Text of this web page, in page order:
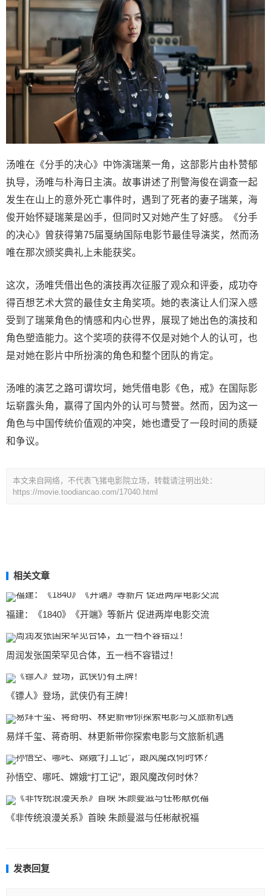
汤唯在《分手的决心》中饰演瑞莱一角，这部影片由朴赞郁
执导，汤唯与朴海日主演。故事讲述了刑警海俊在调查一起
发生在山上的意外死亡事件时，遇到了死者的妻子瑞莱，海
俊开始怀疑瑞莱是凶手，但同时又对她产生了好感。《分手
的决心》曾获得第75届戛纳国际电影节最佳导演奖，然而汤
唯在那次颁奖典礼上未能获奖。
这次，汤唯凭借出色的演技再次征服了观众和评委，成功夺
得百想艺术大赏的最佳女主角奖项。她的表演让人们深入感
受到了瑞莱角色的情感和内心世界，展现了她出色的演技和
角色塑造能力。这个奖项的获得不仅是对她个人的认可，也
是对她在影片中所扮演的角色和整个团队的肯定。
汤唯的演艺之路可谓坎坷，她凭借电影《色，戒》在国际影
坛崭露头角，赢得了国内外的认可与赞誉。然而，因为这一
角色与中国传统价值观的冲突，她也遭受了一段时间的质疑
和争议。
本文来自网络，不代表飞猪电影院立场，转载请注明出处：
https://movie.toodiancao.com/17040.html
相关文章
福建：《1840》《开端》等新片 促进两岸电影交流
周润发张国荣罕见合体，五一档不容错过！
《镖人》登场，武侠仍有王牌！
易烊千玺、蒋奇明、林更新带你探索电影与文旅新机遇
孙悟空、哪吒、嫦娥“打工记”，跟风魔改何时休？
《非传统浪漫关系》首映 朱颜曼滋与任彬献祝福
发表回复